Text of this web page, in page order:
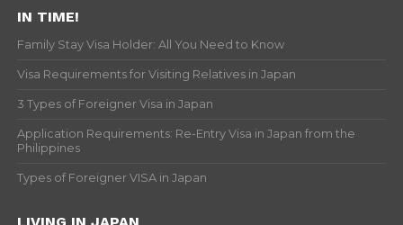
IN TIME!
Family Stay Visa Holder: All You Need to Know
Visa Requirements for Visiting Relatives in Japan
3 Types of Foreigner Visa in Japan
Application Requirements: Re-Entry Visa in Japan from the
Philippines
Types of Foreigner VISA in Japan